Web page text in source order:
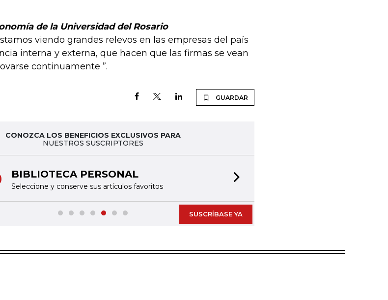
de la Universidad del Rosario
viendo grandes relevos en las empresas del país
interna y externa, que hacen que las firmas se vean
continuamente ”.
GUARDAR
CONOZCA LOS BENEFICIOS EXCLUSIVOS PARA
NUESTROS SUSCRIPTORES
BIBLIOTECA PERSONAL
Seleccione y conserve sus artículos favoritos
SUSCRÍBASE YA